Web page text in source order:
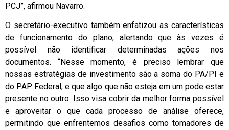
PCJ”, afirmou Navarro.
O secretário-executivo também enfatizou as características
de funcionamento do plano, alertando que às vezes é
possível não identificar determinadas ações nos
documentos. “Nesse momento, é preciso lembrar que
nossas estratégias de investimento são a soma do PA/PI e
do PAP Federal, e que algo que não esteja em um pode estar
presente no outro. Isso visa cobrir da melhor forma possível
e aproveitar o que cada processo de análise oferece,
permitindo que enfrentemos desafios como tomadores de